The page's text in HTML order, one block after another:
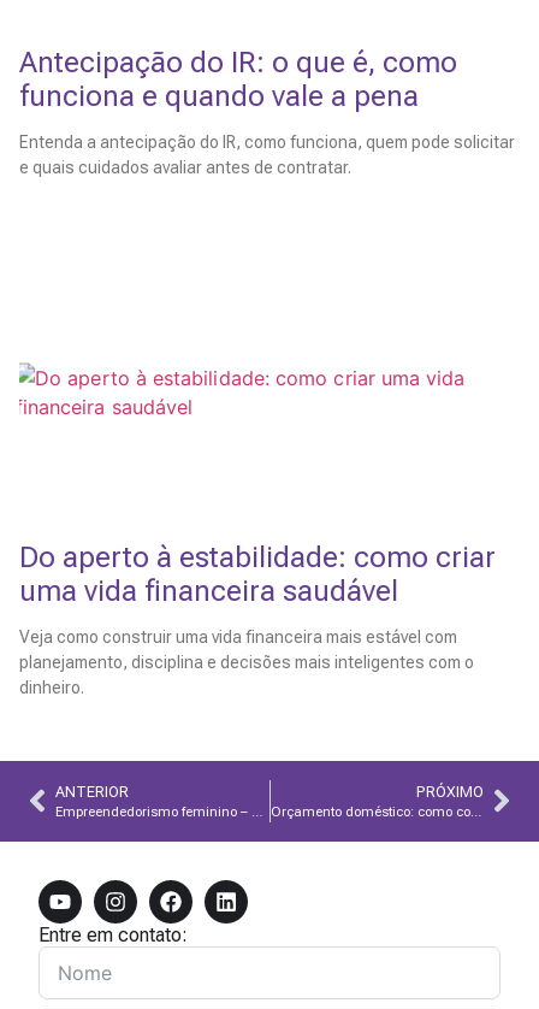
Antecipação do IR: o que é, como
funciona e quando vale a pena
Entenda a antecipação do IR, como funciona, quem pode solicitar
e quais cuidados avaliar antes de contratar.
Do aperto à estabilidade: como criar
uma vida financeira saudável
Veja como construir uma vida financeira mais estável com
planejamento, disciplina e decisões mais inteligentes com o
dinheiro.
ANTERIOR
Empreendedorismo feminino – Desafios e soluções
PRÓXIMO
Orçamento doméstico: como controlar gastos e organizar as finanças
Entre em contato: